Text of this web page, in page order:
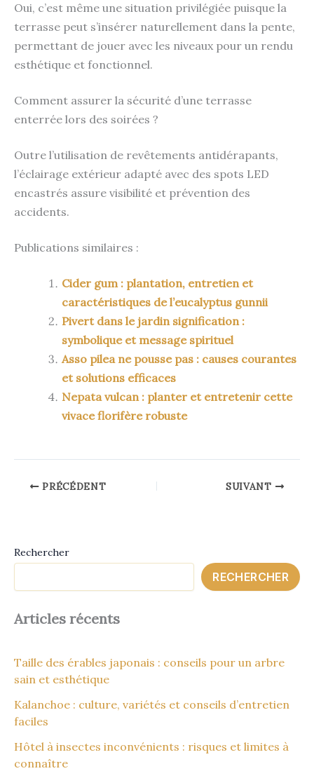
Oui, c’est même une situation privilégiée puisque la
terrasse peut s’insérer naturellement dans la pente,
permettant de jouer avec les niveaux pour un rendu
esthétique et fonctionnel.
Comment assurer la sécurité d’une terrasse
enterrée lors des soirées ?
Outre l’utilisation de revêtements antidérapants,
l’éclairage extérieur adapté avec des spots LED
encastrés assure visibilité et prévention des
accidents.
Publications similaires :
Cider gum : plantation, entretien et
caractéristiques de l’eucalyptus gunnii
Pivert dans le jardin signification :
symbolique et message spirituel
Asso pilea ne pousse pas : causes courantes
et solutions efficaces
Nepata vulcan : planter et entretenir cette
vivace florifère robuste
PRÉCÉDENT SUIVANT
Rechercher
RECHERCHER
Articles récents
Taille des érables japonais : conseils pour un arbre
sain et esthétique
Kalanchoe : culture, variétés et conseils d’entretien
faciles
Hôtel à insectes inconvénients : risques et limites à
connaître